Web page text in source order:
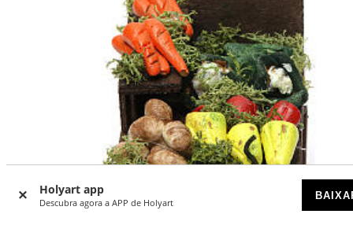
Holyart app
Descubra agora a APP de Holyart